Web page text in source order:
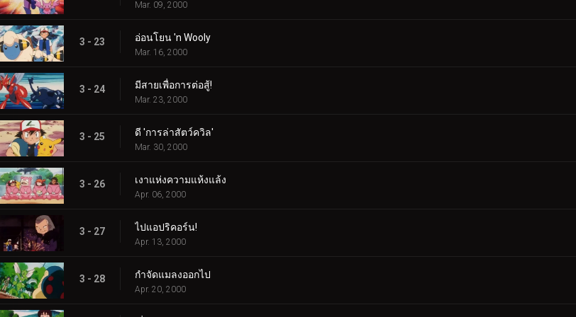
Mar. 09, 2000
3 - 23 อ่อนโยน 'n Wooly
Mar. 16, 2000
3 - 24 มีสายเพื่อการต่อสู้!
Mar. 23, 2000
3 - 25 ดี 'การล่าสัตว์ควิล'
Mar. 30, 2000
3 - 26 เงาแห่งความแห้งแล้ง
Apr. 06, 2000
3 - 27 ไปแอปริคอร์น!
Apr. 13, 2000
3 - 28 กำจัดแมลงออกไป
Apr. 20, 2000